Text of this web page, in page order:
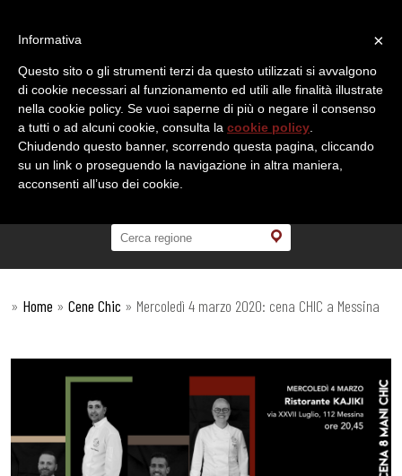
» Home » Cene Chic » Mercoledì 4 marzo 2020: cena CHIC a Messina
×
Informativa
Questo sito o gli strumenti terzi da questo utilizzati si avvalgono
di cookie necessari al funzionamento ed utili alle finalità illustrate
nella cookie policy. Se vuoi saperne di più o negare il consenso
a tutti o ad alcuni cookie, consulta la cookie policy
Chiudendo questo banner, scorrendo questa pagina, cliccando
su un link o proseguendo la navigazione in altra maniera,
acconsenti all’uso dei cookie.